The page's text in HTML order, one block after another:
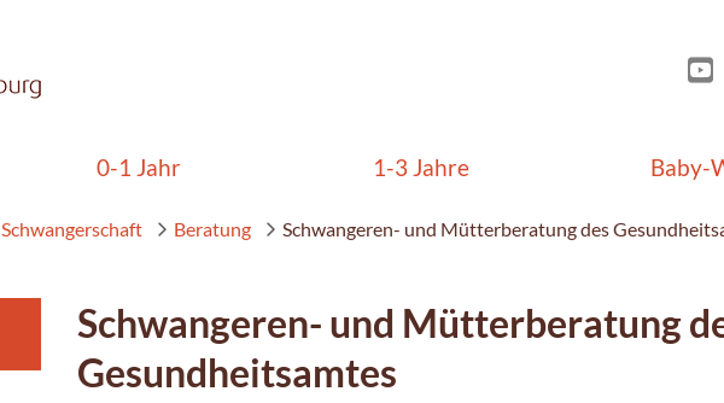
0-1 Jahr 1-3 Jahre Baby-
Schwangerschaft Beratung Schwangeren- und Mütterberatung des
Schwangeren- und Mütterberatung
Gesundheitsamtes